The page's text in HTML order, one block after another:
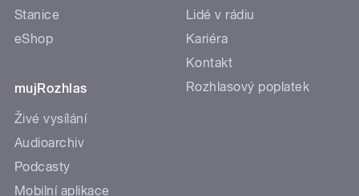
Stanice
eShop
mujRozhlas
Živé vysílání
Audioarchiv
Podcasty
Mobilní aplikace
Lidé v rádiu
Kariéra
Kontakt
Rozhlasový poplatek